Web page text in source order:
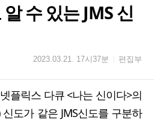
수 있는 JMS 신
2023.03.21. 17시37분 편집부
플릭스 다큐 <나는 신이다>의
신도가 같은 JMS신도를 구분하